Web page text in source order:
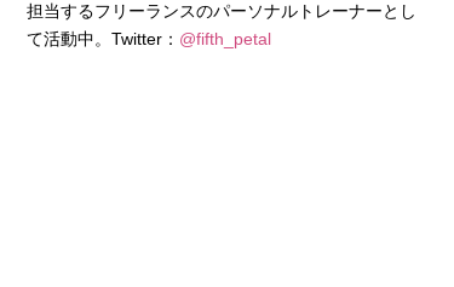
担当するフリーランスのパーソナルトレーナーとし
て活動中。Twitter： @fifth_petal